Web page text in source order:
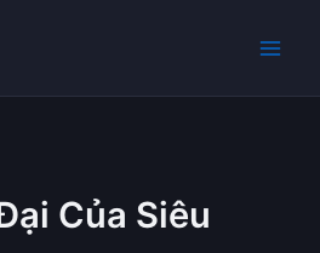
Của Siêu